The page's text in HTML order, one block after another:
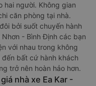
hai người. Không gian
căn phòng tại nhà.
bởi suốt chuyến hành
- Bình Định các bạn
với nhau trong không
bất cứ hành khách
trở nên hoàn hảo hơn.
nhà xe Ea Kar -